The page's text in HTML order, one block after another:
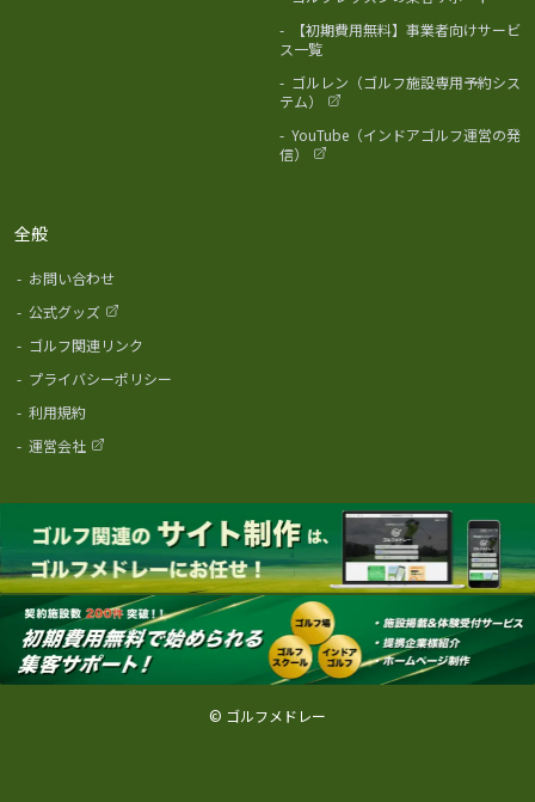
-
【初期費用無料】事業者向けサービ
ス一覧
- ゴルレン（ゴルフ施設専用予約シス
テム）
- YouTube（インドアゴルフ運営の発
信）
全般
- お問い合わせ
- 公式グッズ
- ゴルフ関連リンク
- プライバシーポリシー
- 利用規約
- 運営会社
© ゴルフメドレー